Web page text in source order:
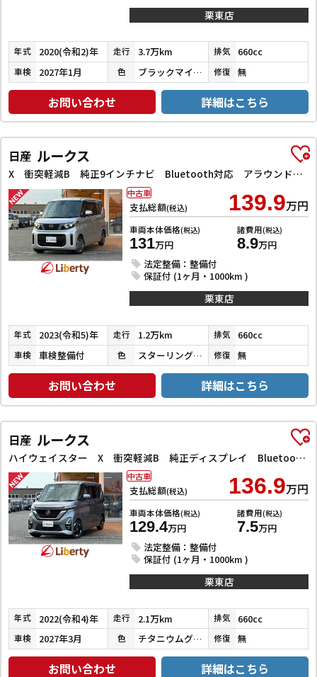
栗東店
年式 2020(令和2)年 走行 3.7万km 排気 660cc
車検 2027年1月 色 ブラックマイカメタリック 修復 無
お問い合わせ 詳細はこちら
日産 ルークス
X 衝突軽減B 純正9インチナビ Bluetooth対応 アラウンドビューモニター LEDヘッドライト 左パワースライドドア スマートキー プッシュスタート アイドリングストップ オートエアコン
支払総額(税込) 139.9万円
車両本体価格(税込)
131万円
諸費用(税込)
8.9万円
法定整備：整備付
保証付 (1ヶ月・1000km )
中古車
栗東店
年式 2023(令和5)年 走行 1.2万km 排気 660cc
車検 車検整備付 色 スターリングシルバーメタリック 修復 無
お問い合わせ 詳細はこちら
日産 ルークス
ハイウェイスター X 衝突軽減B 純正ディスプレイ Bluetooth対応 アラウンドビューモニター ETC 両側自動ドア LEDヘッドライト フォグライト スマートキー プッシュスタート アイドリングストップ オートエア
支払総額(税込) 136.9万円
車両本体価格(税込)
129.4万円
諸費用(税込)
7.5万円
法定整備：整備付
保証付 (1ヶ月・1000km )
中古車
栗東店
年式 2022(令和4)年 走行 2.1万km 排気 660cc
車検 2027年3月 色 チタニウムグレーメタリック 修復 無
お問い合わせ 詳細はこちら